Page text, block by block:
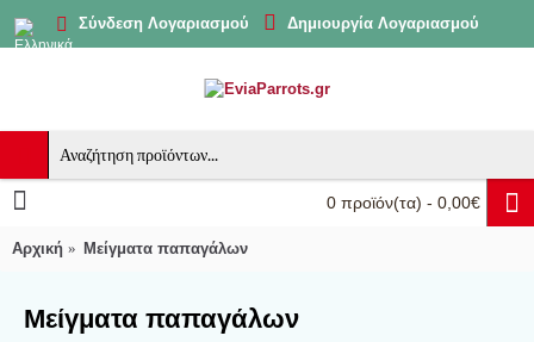
Σύνδεση Λογαριασμού Δημιουργία Λογαριασμού
0 προϊόν(τα) - 0,00€
Αρχική Μείγματα παπαγάλων
Μείγματα παπαγάλων